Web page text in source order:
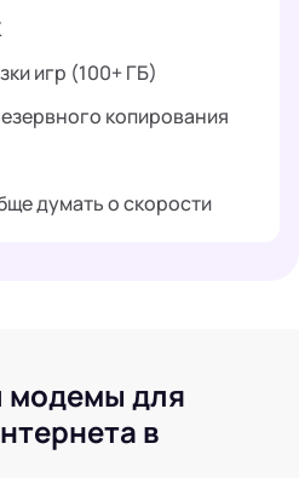
игр (100+ ГБ)
копирования
думать о скорости
модемы для
в